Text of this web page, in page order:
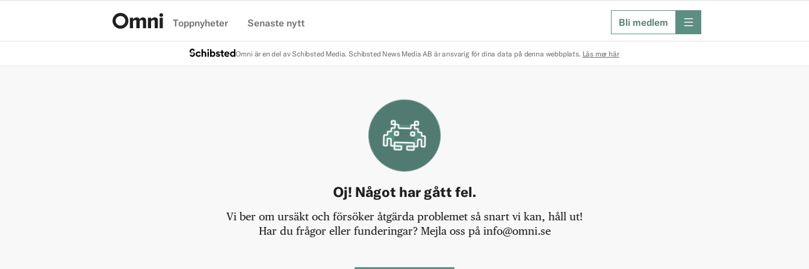
Toppnyheter Senaste nytt Bli medlem meny
Omni är en del av Schibsted Media. Schibsted News Media AB är ansvarig för dina data på denna webbplats. Läs mer här
Oj! Något har gått fel.
Vi ber om ursäkt och försöker åtgärda problemet så snart vi kan, håll ut!
Har du frågor eller funderingar? Mejla oss på info@omni.se